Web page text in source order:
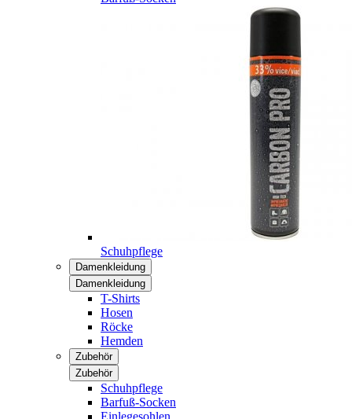
Schuhpflege
Damenkleidung
Damenkleidung
T-Shirts
Hosen
Röcke
Hemden
Zubehör
Zubehör
Schuhpflege
Barfuß-Socken
Einlegesohlen